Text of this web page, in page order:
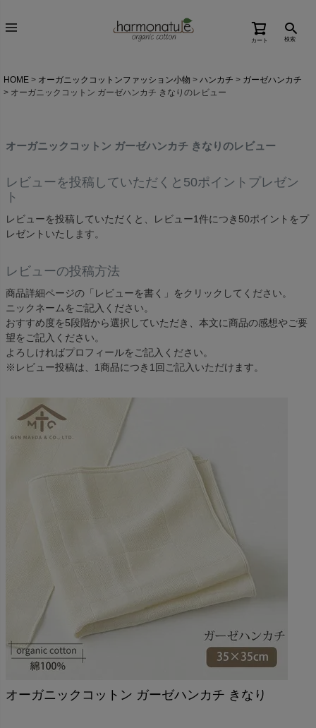
カート 検索
HOME オーガニックコットンファッション小物 ハンカチ
ガーゼハンカチ
オーガニックコットン ガーゼハンカチ きなりのレビュー
オーガニックコットン ガーゼハンカチ きなりのレビュー
レビューを投稿していただくと50ポイントプレゼン
ト
レビューを投稿していただくと、レビュー1件につき50ポイントをプ
レゼントいたします。
レビューの投稿方法
商品詳細ページの「レビューを書く」をクリックしてください。
ニックネームをご記入ください。
おすすめ度を5段階から選択していただき、本文に商品の感想やご要
望をご記入ください。
よろしければプロフィールをご記入ください。
※レビュー投稿は、1商品につき1回ご記入いただけます。
オーガニックコットン ガーゼハンカチ きなり